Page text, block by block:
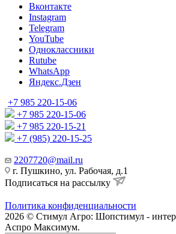
Вконтакте
Instagram
Telegram
YouTube
Одноклассники
Rutube
WhatsApp
Яндекс.Дзен
+7 985 220-15-06
+7 985 220-15-06
+7 985 220-15-21
+7 (985) 220-15-25
2207720@mail.ru
г. Пушкино, ул. Рабочая, д.1
Подписаться на рассылку
Политика конфиденциальности
2026 © Стимул Агро: Шопстимул -
Аспро Максимум.